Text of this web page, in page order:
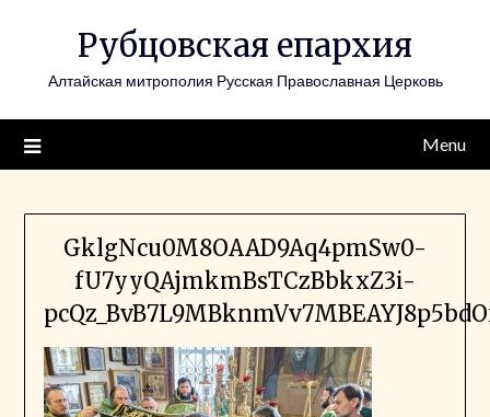
Рубцовская епархия
Алтайская митрополия Русская Православная Церковь
Menu
GklgNcu0M8OAAD9Aq4pmSw0-
fU7yyQAjmkmBsTCzBbkxZ3i-